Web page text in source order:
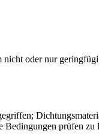
oder nur
prüfen zu